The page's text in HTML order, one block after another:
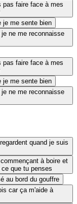
faire face à mes
je me sente bien
ne me reconnaisse
faire face à mes
je me sente bien
ne me reconnaisse
quand je suis
à boire et
que tu penses
au bord du gouffre
car ça m'aide à